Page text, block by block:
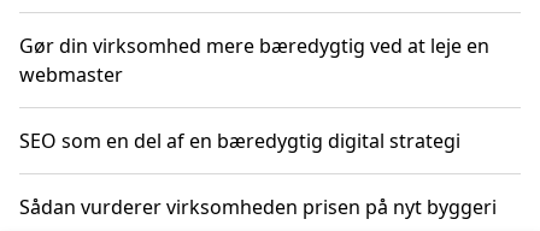
Gør din virksomhed mere bæredygtig ved at leje en
webmaster
SEO som en del af en bæredygtig digital strategi
Sådan vurderer virksomheden prisen på nyt byggeri